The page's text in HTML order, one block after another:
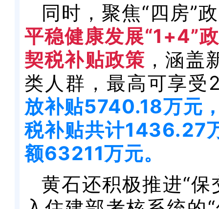
同时，聚焦“四房”
平稳健康发展“1+4”
契税补贴政策 ，涵盖
类人群，最高可享受
放补贴5740.18万元
税补贴共计1436.27
额63211万元。
黄石还积极推进“